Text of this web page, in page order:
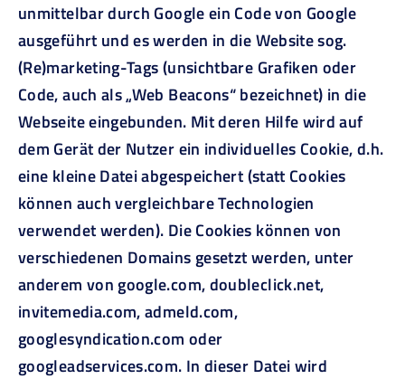
unmittelbar durch Google ein Code von Google
ausgeführt und es werden in die Website sog.
(Re)marketing-Tags (unsichtbare Grafiken oder
Code, auch als „Web Beacons“ bezeichnet) in die
Webseite eingebunden. Mit deren Hilfe wird auf
dem Gerät der Nutzer ein individuelles Cookie, d.h.
eine kleine Datei abgespeichert (statt Cookies
können auch vergleichbare Technologien
verwendet werden). Die Cookies können von
verschiedenen Domains gesetzt werden, unter
anderem von google.com, doubleclick.net,
invitemedia.com, admeld.com,
googlesyndication.com oder
googleadservices.com. In dieser Datei wird